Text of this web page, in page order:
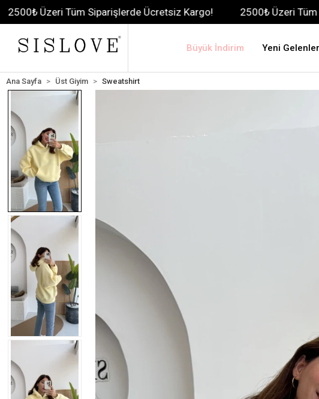
Tüm Siparişlerde Ücretsiz Kargo! 2500₺ Üzeri Tüm Siparişlerde
Büyük İndirim Yeni Gelenler
Ana Sayfa Üst Giyim Sweatshirt